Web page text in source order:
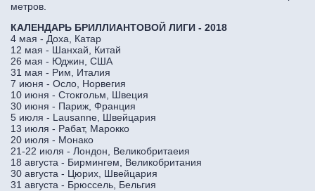
метров.
КАЛЕНДАРЬ БРИЛЛИАНТОВОЙ ЛИГИ - 2018
4 мая - Доха, Катар
12 мая - Шанхай, Китай
26 мая - Юджин, США
31 мая - Рим, Италия
7 июня - Осло, Норвегия
10 июня - Стокгольм, Швеция
30 июня - Париж, Франция
5 июля - Lausanne, Швейцария
13 июля - Рабат, Марокко
20 июля - Монако
21-22 июля - Лондон, Великобритаеия
18 августа - Бирмингем, Великобритания
30 августа - Цюрих, Швейцария
31 августа - Брюссель, Бельгия